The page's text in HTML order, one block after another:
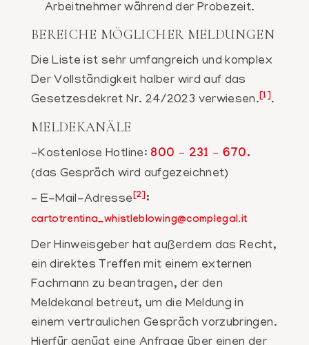
Arbeitnehmer während der Probezeit.
BEREICHE MÖGLICHER MELDUNGEN
Die Liste ist sehr umfangreich und komplex
Der Vollständigkeit halber wird auf das
Gesetzesdekret Nr. 24/2023 verwiesen.[1].
MELDEKANÄLE
-Kostenlose Hotline: 800 – 231 – 670.
(das Gespräch wird aufgezeichnet)
– E-Mail-Adresse [2] :
cartotrentina_whistleblowing@complegal.it
Der Hinweisgeber hat außerdem das Recht,
ein direktes Treffen mit einem externen
Fachmann zu beantragen, der den
Meldekanal betreut, um die Meldung in
einem vertraulichen Gespräch vorzubringen.